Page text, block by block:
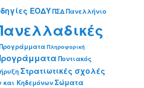
ΕΟΔΥΠΣΔΠανελλήνιο
Πληροφορική
Ποντιακός
Στρατιωτικές σχολές
και ΚηδεμόνωνΣώματα